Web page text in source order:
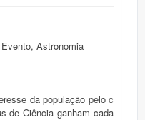
Astronomia
da população pelo c
de Ciência ganham cada